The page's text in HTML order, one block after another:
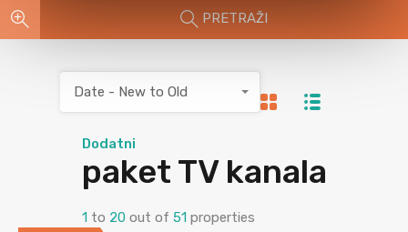
PRETRAŽI
Dodatni
paket TV kanala
1 to 20 out of 51 properties
Date - New to Old